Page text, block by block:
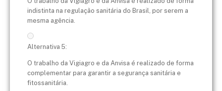
indistinta na regulação sanitária do Brasil, por serem a
mesma agência.
Alternativa 5:
O trabalho da Vigiagro e da Anvisa é realizado de forma
complementar para garantir a segurança sanitária e
fitossanitária.